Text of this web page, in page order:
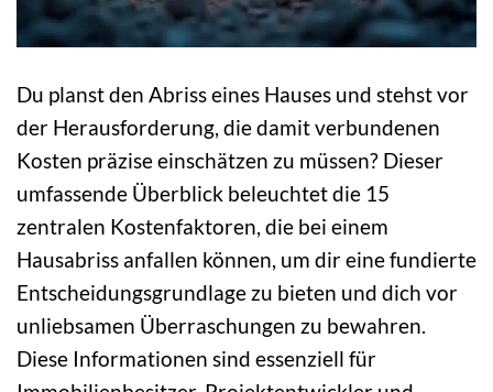
Du planst den Abriss eines Hauses und stehst vor
der Herausforderung, die damit verbundenen
Kosten präzise einschätzen zu müssen? Dieser
umfassende Überblick beleuchtet die 15
zentralen Kostenfaktoren, die bei einem
Hausabriss anfallen können, um dir eine fundierte
Entscheidungsgrundlage zu bieten und dich vor
unliebsamen Überraschungen zu bewahren.
Diese Informationen sind essenziell für